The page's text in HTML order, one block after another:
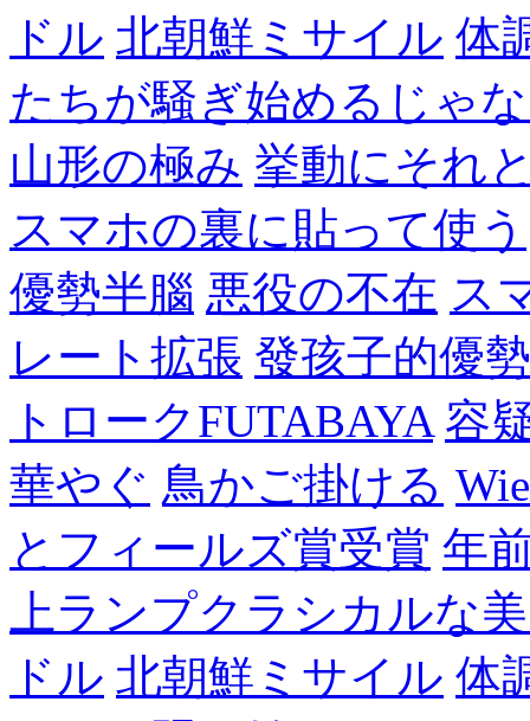
ドル 北朝鮮ミサイル 体
たちが騒ぎ始めるじゃ
山形の極み 挙動にそれ
スマホの裏に貼って使う
優勢半腦 悪役の不在 ス
レート拡張 發孩子的優
トロークFUTABAYA 容
華やぐ 鳥かご掛ける
とフィールズ賞受賞 年
上ランプクラシカルな
ドル 北朝鮮ミサイル 体